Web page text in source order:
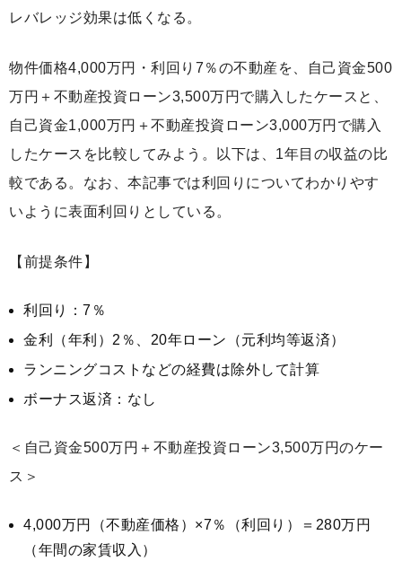
レバレッジ効果は低くなる。
物件価格4,000万円・利回り7％の不動産を、自己資金500
万円＋不動産投資ローン3,500万円で購入したケースと、
自己資金1,000万円＋不動産投資ローン3,000万円で購入
したケースを比較してみよう。以下は、1年目の収益の比
較である。なお、本記事では利回りについてわかりやす
いように表面利回りとしている。
【前提条件】
利回り：7％
金利（年利）2％、20年ローン（元利均等返済）
ランニングコストなどの経費は除外して計算
ボーナス返済：なし
＜自己資金500万円＋不動産投資ローン3,500万円のケー
ス＞
4,000万円（不動産価格）×7％（利回り）＝280万円
（年間の家賃収入）